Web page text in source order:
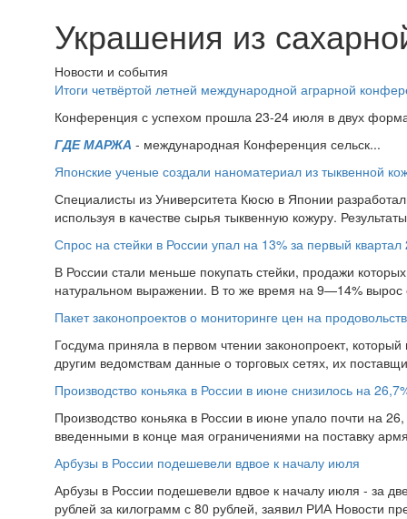
Украшения из
Новости и события
Итоги четвёртой летней международной аграрной
Конференция с успехом прошла 23-24 июля в двух
ГДЕ МАРЖА - международная Конференция сельск...
Японские ученые создали наноматериал из тыквенной
Специалисты из Университета Кюсю в Японии
используя в качестве сырья тыквенную кожуру.
Спрос на стейки в России упал на 13% за первый квартал
В России стали меньше покупать стейки, продажи
натуральном выражении. В то же время на 9—14%
Пакет законопроектов о мониторинге цен на
Госдума приняла в первом чтении законопроект,
другим ведомствам данные о торговых сетях, их
Производство коньяка в России в июне снизилось на
Производство коньяка в России в июне упало почти на
введенными в конце мая ограничениями на поставку
Арбузы в России подешевели вдвое к началу июля
Арбузы в России подешевели вдвое к началу июля - за
рублей за килограмм с 80 рублей, заявил РИА Новости